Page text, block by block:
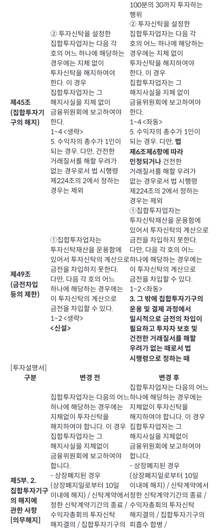
100분의 30까지 투자하는
행위
제45조
(집합투자기
구의 해지)
② 투자신탁을 설정한
집합투자업자는 다음 각
호의 어느 하나에 해당하는
경우에는 지체 없이
투자신탁을 해지하여야
한다. 이 경우
집합투자업자는 그
해지사실을 지체 없이
금융위원회에 보고하여야
한다.
1~4 <생략>
5. 수익자의 총수가 1인이
되는 경우. 다만, 건전한
거래질서를 해할 우려가
없는 경우로서 법 시행령
제224조의 2에서 정하는
경우는 제외
② 투자신탁을 설정한
집합투자업자는 다음 각
호의 어느 하나에 해당하는
경우에는 지체 없이
투자신탁을 해지하여야
한다. 이 경우
집합투자업자는 그
해지사실을 지체 없이
금융위원회에 보고하여야
한다.
1~4 <좌동>
5. 수익자의 총수가 1인이
되는 경우. 다만, 법
제6조제6항에 따라
인정되거나 건전한
거래질서를 해할 우려가
없는 경우로서 법 시행령
제224조의 2에서 정하는
경우는 제외
제49조
(금전차입
등의 제한)
①집합투자업자는
투자신탁재산을 운용함에
있어서 투자신탁의 계산으로
금전을 차입하지 못한다.
다만, 다음 각 호의 어느
하나에 해당하는 경우에는
이 투자신탁의 계산으로
금전을 차입할 수 있다.
1~2 <생략>
<신설>
①집합투자업자는
투자신탁재산을 운용함에
있어서 투자신탁의 계산으로
금전을 차입하지 못한다.
다만, 다음 각 호의 어느
하나에 해당하는 경우에는
이 투자신탁의 계산으로
금전을 차입할 수 있다.
1~2 <좌동>
3. 그 밖에 집합투자기구의
운용 및 결제 과정에서
일시적으로 금전의 차입이
필요하고 투자자 보호 및
건전한 거래질서를 해할
우려가 없는 때로서 법
시행령으로 정하는 때
[투자설명서]
구분
변경 전 변경 후
제5부. 2.
집합투자기구
의 해지에
관한 사항
[의무해지]
집합투자업자는 다음의 어느
하나에 해당하는 경우에는
지체없이 투자신탁을
해지하여야 합니다. 이 경우
집합투자업자는 그
해지사실을 지체없이
금융위원회에 보고하여야
합니다.
- 상장폐지된 경우
(상장폐지일로부터 10일
이내에 해지) / 신탁계약에서
정한 신탁계약기간의 종료 /
수익자총회의 투자신탁
해지결의 / 집합투자기구의
집합투자업자는 다음의 어느
하나에 해당하는 경우에는
지체없이 투자신탁을
해지하여야 합니다. 이 경우
집합투자업자는 그
해지사실을 지체없이
금융위원회에 보고하여야
합니다.
- 상장폐지된 경우
(상장폐지일로부터 10일
이내에 해지) / 신탁계약에서
정한 신탁계약기간의 종료 /
수익자총회의 투자신탁
해지결의 / 집합투자기구의
피흡수 합병 /